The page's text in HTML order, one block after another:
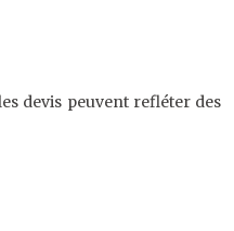
devis peuvent refléter des